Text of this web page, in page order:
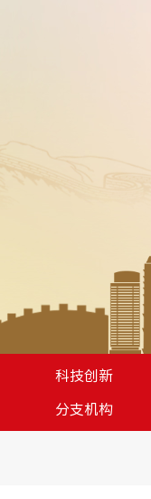
科技创新
分支机构